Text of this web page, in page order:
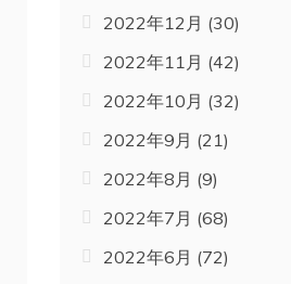
2022年12月 (30)
2022年11月 (42)
2022年10月 (32)
2022年9月 (21)
2022年8月 (9)
2022年7月 (68)
2022年6月 (72)